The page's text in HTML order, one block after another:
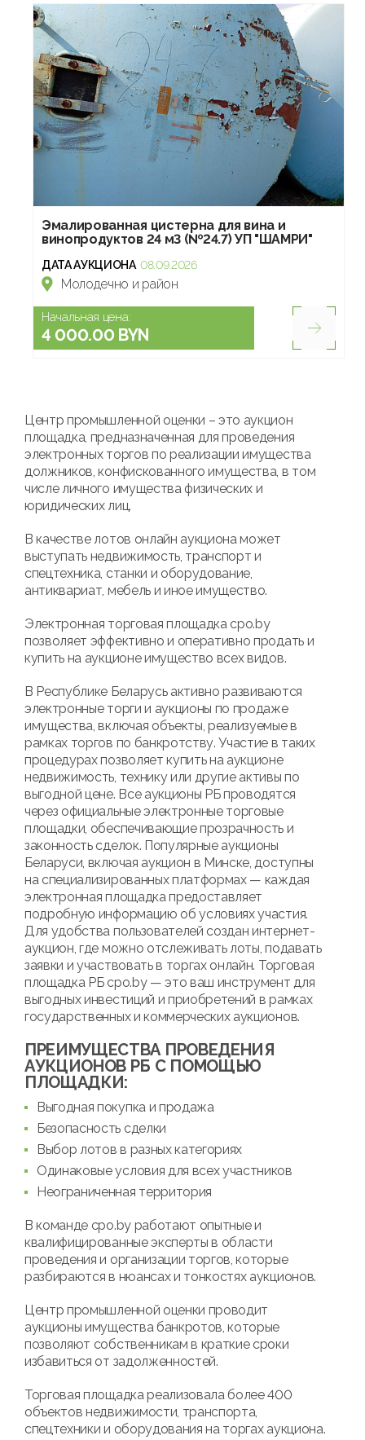
Эмалированная цистерна для вина и
винопродуктов 24 м3 (№24.7) УП "ШАМРИ"
ДАТА АУКЦИОНА 08.09.2026
Молодечно и район
Начальная цена:
4 000.00 BYN
Центр промышленной оценки – это аукцион
площадка, предназначенная для проведения
электронных торгов по реализации имущества
должников, конфискованного имущества, в том
числе личного имущества физических и
юридических лиц.
В качестве лотов онлайн аукциона может
выступать недвижимость, транспорт и
спецтехника, станки и оборудование,
антиквариат, мебель и иное имущество.
Электронная торговая площадка cpo.by
позволяет эффективно и оперативно продать и
купить на аукционе имущество всех видов.
В Республике Беларусь активно развиваются
электронные торги и аукционы по продаже
имущества, включая объекты, реализуемые в
рамках торгов по банкротству. Участие в таких
процедурах позволяет купить на аукционе
недвижимость, технику или другие активы по
выгодной цене. Все аукционы РБ проводятся
через официальные электронные торговые
площадки, обеспечивающие прозрачность и
законность сделок. Популярные аукционы
Беларуси, включая аукцион в Минске, доступны
на специализированных платформах — каждая
электронная площадка предоставляет
подробную информацию об условиях участия.
Для удобства пользователей создан интернет-
аукцион, где можно отслеживать лоты, подавать
заявки и участвовать в торгах онлайн. Торговая
площадка РБ cpo.by — это ваш инструмент для
выгодных инвестиций и приобретений в рамках
государственных и коммерческих аукционов.
ПРЕИМУЩЕСТВА ПРОВЕДЕНИЯ
АУКЦИОНОВ РБ С ПОМОЩЬЮ
ПЛОЩАДКИ:
Выгодная покупка и продажа
Безопасность сделки
Выбор лотов в разных категориях
Одинаковые условия для всех участников
Неограниченная территория
В команде cpo.by работают опытные и
квалифицированные эксперты в области
проведения и организации торгов, которые
разбираются в нюансах и тонкостях аукционов.
Центр промышленной оценки проводит
аукционы имущества банкротов, которые
позволяют собственникам в краткие сроки
избавиться от задолженностей.
Торговая площадка реализовала более 400
объектов недвижимости, транспорта,
спецтехники и оборудования на торгах аукциона.